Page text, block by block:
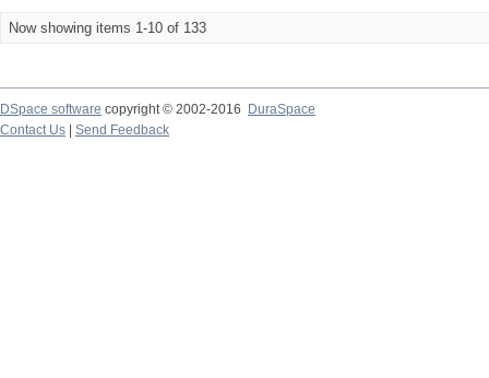
Now showing items 1-10 of 133
DSpace software copyright © 2002-2016
DuraSpace
Contact Us
Send Feedback